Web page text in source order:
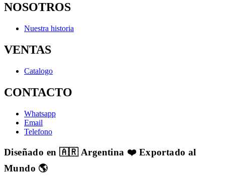
NOSOTROS
Nuestra historia
VENTAS
Catalogo
CONTACTO
Whatsapp
Email
Telefono
Diseñado en 🇦🇷 Argentina ❤️ Exportado al
Mundo 🌎